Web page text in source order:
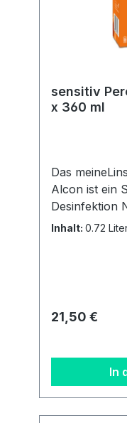
sensitiv
x 360 ml
Das
Alcon ist ein
Desinfektion
von
Behälter.
besteht aus 2
Inhalt: 0.72
Regulärer
21,50 €
In